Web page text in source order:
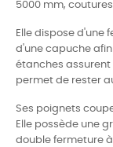
5000 mm,
Elle dispose d'une
d'une capuche
étanches assurent
permet de rester
Ses poignets
Elle possède une
double fermeture